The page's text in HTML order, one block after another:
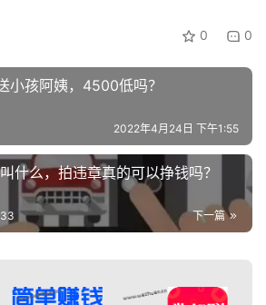
0 0
小孩阿姨，4500低吗？
2022年4月24日 下午1:55
什么，拍违章真的可以挣钱吗？
下一篇